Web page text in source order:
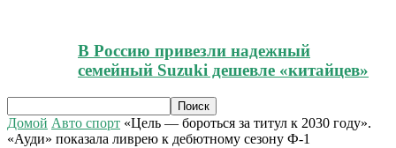
В Россию привезли надежный
семейный Suzuki дешевле «китайцев»
Домой Авто спорт «Цель — бороться за титул к 2030 году».
«Ауди» показала ливрею к дебютному сезону Ф-1